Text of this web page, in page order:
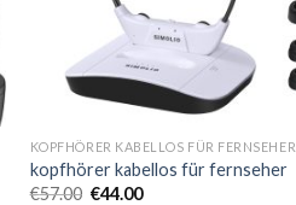
KOPFHÖRER KABELLOS FÜR FERNSEHER
kopfhörer kabellos für fernseher
€57.00 €44.00